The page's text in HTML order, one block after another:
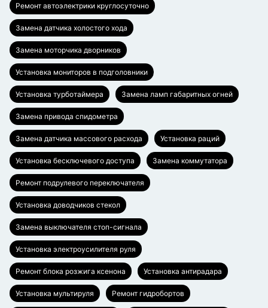
Ремонт автоэлектрики круглосуточно
Замена датчика холостого хода
Замена моторчика дворников
Установка мониторов в подголовники
Установка турботаймера Замена ламп габаритных огней
Замена привода спидометра
Замена датчика массового расхода Установка раций
Установка бесключевого доступа Замена коммутатора
Ремонт подрулевого переключателя
Установка доводчиков стекол
Замена выключателя стоп-сигнала
Установка электроусилителя руля
Ремонт блока розжига ксенона Установка антирадара
Установка мультируля Ремонт гидробортов